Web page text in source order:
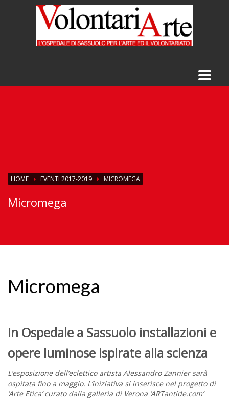
HOME EVENTI 2017-2019 MICROMEGA
Micromega
Micromega
In Ospedale a Sassuolo installazioni e
opere luminose ispirate alla scienza
L’esposizione dell’eclettico artista Alessandro Zannier sarà
ospitata fino a maggio. L’iniziativa si inserisce nel progetto di
‘Arte Etica’ curato dalla galleria di Verona ‘ARTantide.com’